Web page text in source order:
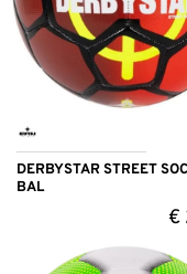
DERBYSTAR STREET
BAL
€